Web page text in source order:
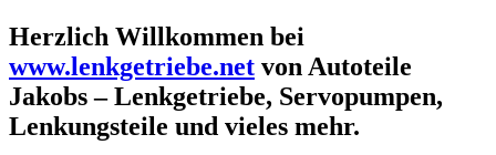
Herzlich Willkommen bei
www.lenkgetriebe.net von Autoteile
Jakobs – Lenkgetriebe, Servopumpen,
Lenkungsteile und vieles mehr.